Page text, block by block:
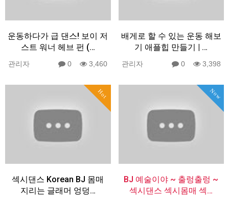
운동하다가 급 댄스! 보이 저
스트 워너 헤브 펀 (…
관리자 0 3,460
배게로 할 수 있는 운동 해보
기 애플힙 만들기 | …
관리자 0 3,398
Hot
섹시댄스 Korean BJ 몸매
지리는 글래머 엉덩…
Now
BJ 예술이야 ~ 출렁출렁 ~
섹시댄스 섹시몸매 섹…